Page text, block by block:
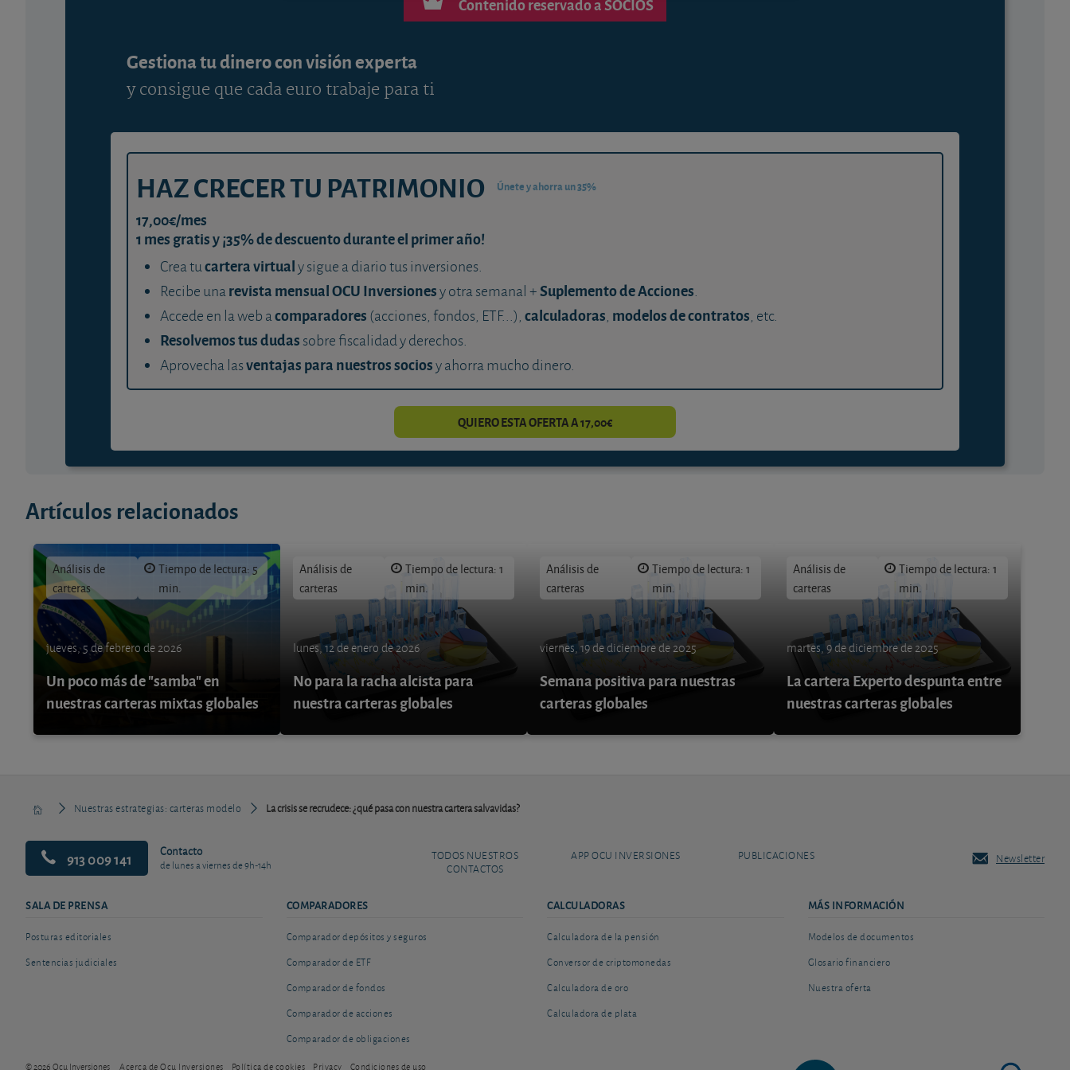
Gestiona tu dinero con visión experta
y consigue que cada euro trabaje para ti
HAZ CRECER TU PATRIMONIO Únete y ahorra un 35%
17,00€/mes
1 mes gratis y ¡35% de descuento durante el primer año!
Crea tucartera virtualy sigue a diario tus inversiones.
Recibe unarevista mensual OCU Inversionesy otra semanal +Suplemento de Acciones.
Accede en la web acomparadores (acciones, fondos, ETF...), calculadoras, modelos de contratos, etc.
Resolvemos tus dudas sobre fiscalidad y derechos.
Aprovecha lasventajas para nuestros sociosy ahorra mucho dinero.
QUIERO ESTA OFERTA A 17,00€
Artículos relacionados
Análisis de
carteras
Tiempo de lectura: 5
min.
jueves, 5 de febrero de 2026
Un poco más de "samba" en
nuestras carteras mixtas globales
Análisis de
carteras
Tiempo de lectura: 1
min.
lunes, 12 de enero de 2026
No para la racha alcista para
nuestra carteras globales
Análisis de
carteras
Tiempo de lectura: 1
min.
viernes, 19 de diciembre de 2025
Semana positiva para nuestras
carteras globales
Análisis de
carteras
Tiempo de lectura: 1
min.
martes, 9 de diciembre de 2025
La cartera Experto despunta entre
nuestras carteras globales
Nuestras estrategias: carteras modelo La crisis se recrudece: ¿qué pasa con nuestra cartera salvavidas?
913 009 141 Contacto
de lunes a viernes de 9h-14h
TODOS NUESTROS
CONTACTOS
APP OCU INVERSIONES PUBLICACIONES Newsletter
SALA DE PRENSA
Posturas editoriales
Sentencias judiciales
COMPARADORES
Comparador depósitos y seguros
Comparador de ETF
Comparador de fondos
Comparador de acciones
Comparador de obligaciones
CALCULADORAS
Calculadora de la pensión
Conversor de criptomonedas
Calculadora de oro
Calculadora de plata
MÁS INFORMACIÓN
Modelos de documentos
Glosario financiero
Nuestra oferta
© 2026 Ocu Inversiones Acerca de Ocu Inversiones Política de cookies Privacy Condiciones de uso